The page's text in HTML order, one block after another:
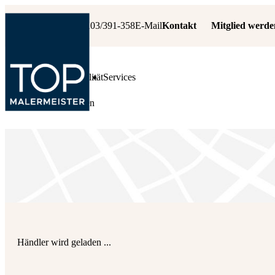
+49 6103/391-358E-MailKontakt Mitglied
Leistungen QualitätServices
Fachbetrieb suchen
Händler wird geladen ...